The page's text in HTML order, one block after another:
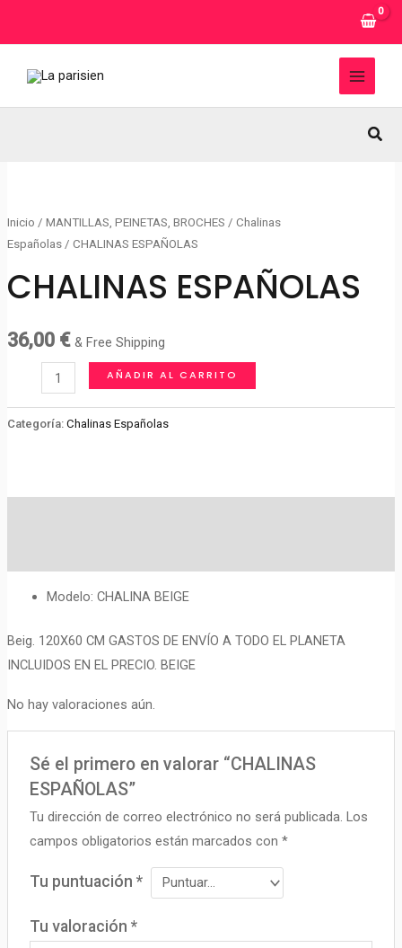
MAIN
Inicio / MANTILLAS, PEINETAS, BROCHES / Chalinas
Españolas/ CHALINAS ESPAÑOLAS
CHALINAS ESPAÑOLAS
36,00 € & Free Shipping
CHALINAS
ESPAÑOLAS
cantidad
AÑADIR AL CARRITO
Categoría: Chalinas Españolas
Modelo: CHALINA BEIGE
Beig. 120X60 CM GASTOS DE ENVÍO A TODO EL PLANETA
INCLUIDOS EN EL PRECIO. BEIGE
No hay valoraciones aún.
Sé el primero en valorar “CHALINAS
ESPAÑOLAS”
Tu dirección de correo electrónico no será publicada. Los
campos obligatorios están marcados con*
Tu puntuación*
Tu valoración*